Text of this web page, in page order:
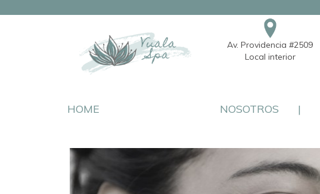
Av. Providencia #2509
Local interior
HOME NOSOTROS |